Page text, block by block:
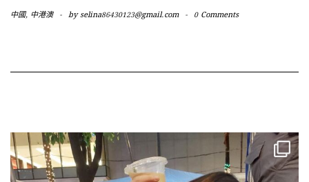
中國, 中港澳 - byselina86430123@gmail.com - 0 Comments